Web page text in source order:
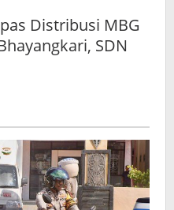
Distribusi MBG
SDN